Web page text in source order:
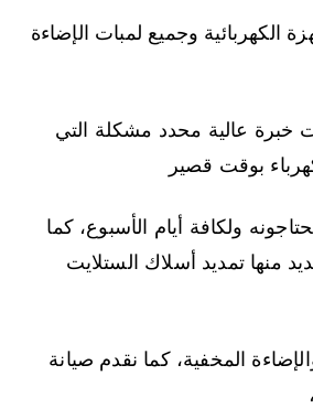
الكهربائية وجميع لمبات الإضاءة
خبرة عالية محدد مشكلة التي
بوقت قصير
ولكافة أيام الأسبوع، كما
منها تمديد أسلاك الستلايت
المخفية، كما نقدم صيانة